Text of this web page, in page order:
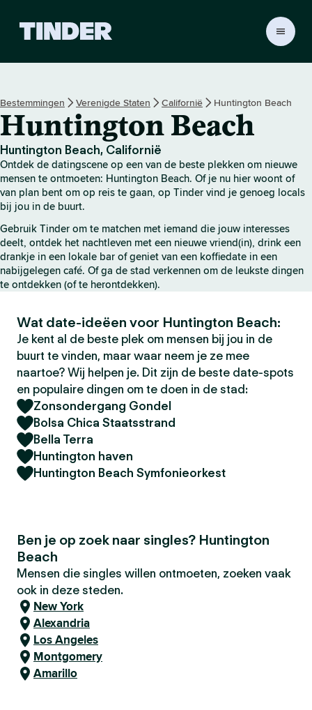
r
h
o
m
e
p
a
n
a
Bestemmingen Verenigde Staten Californië Huntington Beach
Huntington Beach
Huntington Beach, Californië
Ontdek de datingscene op een van de beste plekken om nieuwe
mensen te ontmoeten: Huntington Beach. Of je nu hier woont of
van plan bent om op reis te gaan, op Tinder vind je genoeg locals
bij jou in de buurt.
Gebruik Tinder om te matchen met iemand die jouw interesses
deelt, ontdek het nachtleven met een nieuwe vriend(in), drink een
drankje in een lokale bar of geniet van een koffiedate in een
nabijgelegen café. Of ga de stad verkennen om de leukste dingen
te ontdekken (of te herontdekken).
Wat date-ideëen voor Huntington Beach:
Je kent al de beste plek om mensen bij jou in de
buurt te vinden, maar waar neem je ze mee
naartoe? Wij helpen je. Dit zijn de beste date-spots
en populaire dingen om te doen in de stad:
Zonsondergang Gondel
Bolsa Chica Staatsstrand
Bella Terra
Huntington haven
Huntington Beach Symfonieorkest
Ben je op zoek naar singles? Huntington
Beach
Mensen die singles willen ontmoeten, zoeken vaak
ook in deze steden.
New York
Alexandria
Los Angeles
Montgomery
Amarillo